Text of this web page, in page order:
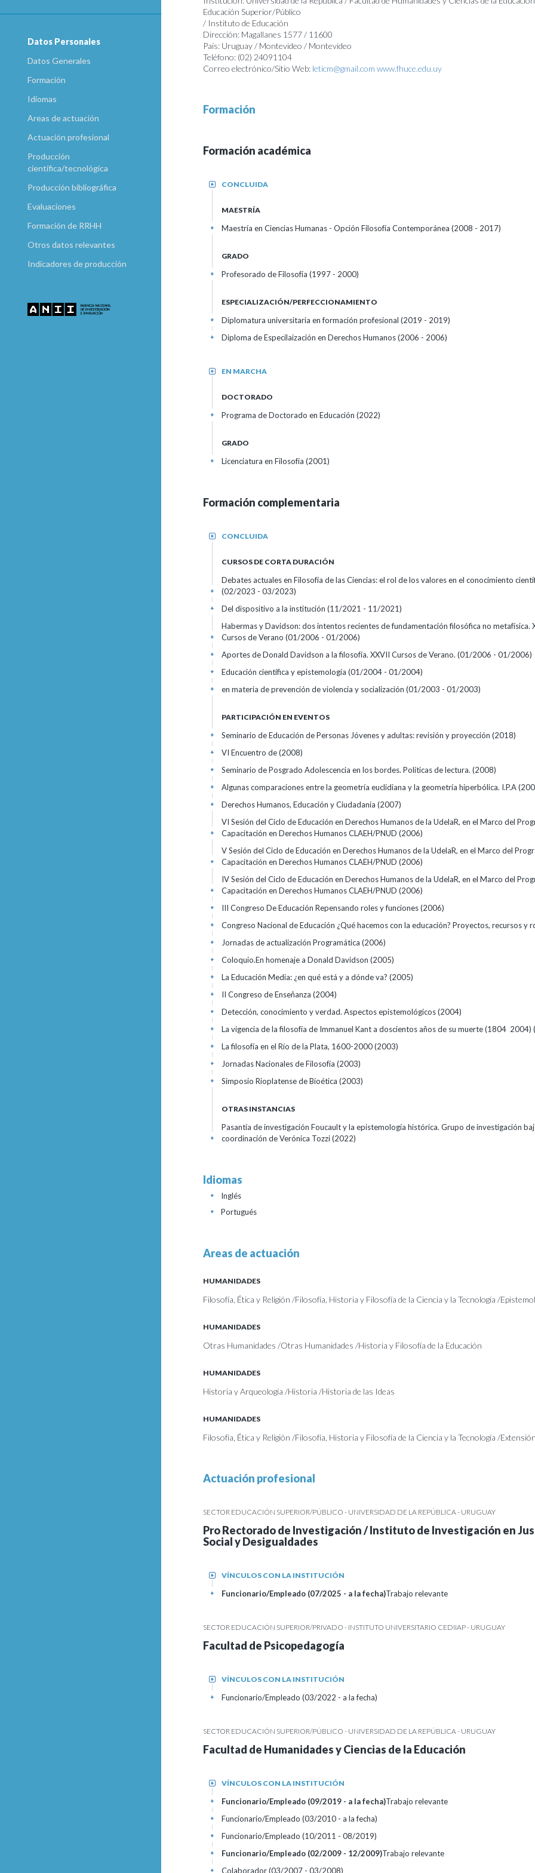
Datos Personales
Datos Generales
Formación
Idiomas
Areas de actuación
Actuación profesional
Producción
científica/tecnológica
Producción bibliográfica
Evaluaciones
Formación de RRHH
Otros datos relevantes
Indicadores de producción
Educación Superior/Público
/ Instituto de Educación
Dirección: Magallanes 1577 / 11600
País: Uruguay / Montevideo / Montevideo
Teléfono: (02) 24091104
Correo electrónico/Sitio Web: leticm@gmail.com www.fhuce.edu.uy
Formación
Formación académica
CONCLUIDA
+
MAESTRÍA
Maestría en Ciencias Humanas - Opción Filosofía Contemporánea (2008 - 2017)
+
GRADO
Profesorado de Filosofía (1997 - 2000)
+
ESPECIALIZACIÓN/PERFECCIONAMIENTO
Diplomatura universitaria en formación profesional (2019 - 2019)
+
Diploma de Especilaización en Derechos Humanos (2006 - 2006)
+
EN MARCHA
+
DOCTORADO
Programa de Doctorado en Educación (2022)
+
GRADO
Licenciatura en Filosofía (2001)
+
Formación complementaria
CONCLUIDA
+
CURSOS DE CORTA DURACIÓN
Debates actuales en Filosofía de las Ciencias: el rol de los valores en el conocimiento
(02/2023 - 03/2023)
+
Del dispositivo a la institución (11/2021 - 11/2021)
+
Habermas y Davidson: dos intentos recientes de fundamentación filosófica no metafísica.
Cursos de Verano (01/2006 - 01/2006)
+
Aportes de Donald Davidson a la filosofía. XXVII Cursos de Verano. (01/2006 - 01/2006)
+
Educación científica y epistemología (01/2004 - 01/2004)
+
en materia de prevención de violencia y socialización (01/2003 - 01/2003)
+
PARTICIPACIÓN EN EVENTOS
Seminario de Educación de Personas Jóvenes y adultas: revisión y proyección (2018)
+
VI Encuentro de(2008)
+
Seminario de Posgrado Adolescencia en los bordes. Políticas de lectura. (2008)
+
Algunas comparaciones entre la geometría euclidiana y la geometría hiperbólica. I.P.A
+
Derechos Humanos, Educación y Ciudadanía (2007)
+
VI Sesión del Ciclo de Educación en Derechos Humanos de la UdelaR, en el Marco del
Capacitación en Derechos Humanos CLAEH/PNUD (2006)
+
V Sesión del Ciclo de Educación en Derechos Humanos de la UdelaR, en el Marco del
Capacitación en Derechos Humanos CLAEH/PNUD (2006)
+
IV Sesión del Ciclo de Educación en Derechos Humanos de la UdelaR, en el Marco del
Capacitación en Derechos Humanos CLAEH/PNUD (2006)
+
III Congreso De Educación Repensando roles y funciones(2006)
+
Congreso Nacional de Educación ¿Qué hacemos con la educación? Proyectos, recursos y
+
Jornadas de actualización Programática (2006)
+
Coloquio.En homenaje a Donald Davidson (2005)
+
La Educación Media: ¿en qué está y a dónde va? (2005)
+
II Congreso de Enseñanza (2004)
+
Detección, conocimiento y verdad. Aspectos epistemológicos(2004)
+
La vigencia de la filosofía de Immanuel Kant a doscientos años de su muerte (1804  2004)
+
La filosofía en el Río de la Plata, 1600-2000(2003)
+
Jornadas Nacionales de Filosofía (2003)
+
Simposio Rioplatense de Bioética (2003)
+
OTRAS INSTANCIAS
Pasantía de investigación Foucault y la epistemología histórica. Grupo de investigación
coordinación de Verónica Tozzi(2022)
+
Idiomas
Inglés
+
Portugués
+
Areas de actuación
HUMANIDADES
Filosofía, Ética y Religión /Filosofía, Historia y Filosofía de la Ciencia y la Tecnología /
HUMANIDADES
Otras Humanidades /Otras Humanidades /Historia y Filosofía de la Educación
HUMANIDADES
Historia y Arqueología /Historia /Historia de las Ideas
HUMANIDADES
Filosofía, Ética y Religión /Filosofía, Historia y Filosofía de la Ciencia y la Tecnología /Extensión
Actuación profesional
SECTOR EDUCACIÓN SUPERIOR/PÚBLICO - UNIVERSIDAD DE LA REPÚBLICA - URUGUAY
Pro Rectorado de Investigación / Instituto de Investigación en
Social y Desigualdades
VÍNCULOS CON LA INSTITUCIÓN
+
Funcionario/Empleado (07/2025 - a la fecha)Trabajo relevante
+
SECTOR EDUCACIÓN SUPERIOR/PRIVADO - INSTITUTO UNIVERSITARIO CEDIIAP - URUGUAY
Facultad de Psicopedagogía
VÍNCULOS CON LA INSTITUCIÓN
+
Funcionario/Empleado (03/2022 - a la fecha)
+
SECTOR EDUCACIÓN SUPERIOR/PÚBLICO - UNIVERSIDAD DE LA REPÚBLICA - URUGUAY
Facultad de Humanidades y Ciencias de la Educación
VÍNCULOS CON LA INSTITUCIÓN
+
Funcionario/Empleado (09/2019 - a la fecha)Trabajo relevante
+
Funcionario/Empleado (03/2010 - a la fecha)
+
Funcionario/Empleado (10/2011 - 08/2019)
+
Funcionario/Empleado (02/2009 - 12/2009)Trabajo relevante
+
Colaborador (03/2007 - 03/2008)
+